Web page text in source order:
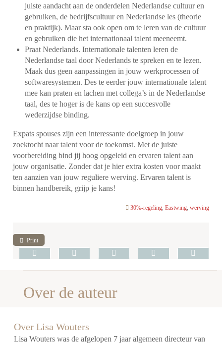
juiste aandacht aan de onderdelen Nederlandse cultuur en
gebruiken, de bedrijfscultuur en Nederlandse les (theorie
en praktijk). Maar sta ook open om te leren van de cultuur
en gebruiken die het internationaal talent meeneemt.
Praat Nederlands. Internationale talenten leren de
Nederlandse taal door Nederlands te spreken en te lezen.
Maak dus geen aanpassingen in jouw werkprocessen of
softwaresystemen. Des te eerder jouw internationale talent
mee kan praten en lachen met collega’s in de Nederlandse
taal, des te hoger is de kans op een succesvolle
wederzijdse binding.
Expats spouses zijn een interessante doelgroep in jouw
zoektocht naar talent voor de toekomst. Met de juiste
voorbereiding bind jij hoog opgeleid en ervaren talent aan
jouw organisatie. Zonder dat je hier extra kosten voor maakt
ten aanzien van jouw reguliere werving. Ervaren talent is
binnen handbereik, grijp je kans!
30%-regeling, Eastwing, werving
Print
Over de auteur
Over Lisa Wouters
Lisa Wouters was de afgelopen 7 jaar algemeen directeur van